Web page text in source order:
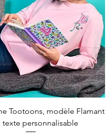
Tootoons, modèle Flamant
texte personnalisable